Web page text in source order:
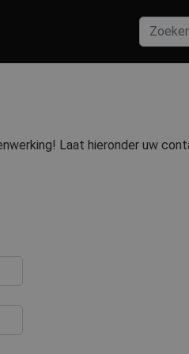
Laat hieronder uw